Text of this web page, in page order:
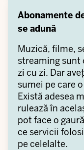
Abonamente
se adună
Muzică, filme,
streaming sunt
zi cu zi. Dar
sumei pe care
Există adesea
rulează în
pot face o
ce servicii
pe celelalte.